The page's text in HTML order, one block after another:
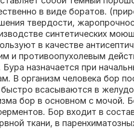
в виде боратов.
твердости,
синтетических
в качестве
и противоопухолевым
назначается при
В организм человека бор
всасываются в
бор в основном с мочой.
Бор входит в
ткани, в